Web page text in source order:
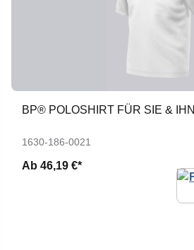
BP® POLOSHIRT FÜR SIE & IHN
1630-186-0021
Ab 46,19 €*